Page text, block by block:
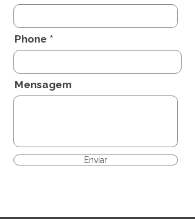
Phone
Mensagem
Enviar